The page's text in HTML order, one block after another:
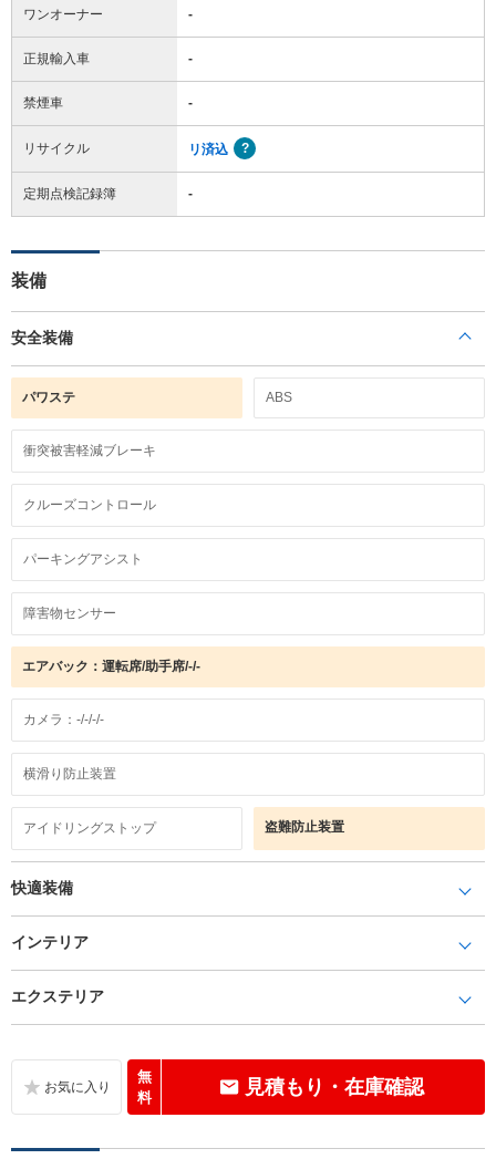
ワンオーナー -
正規輸入車 -
禁煙車 -
リサイクル リ済込
定期点検記録簿 -
装備
安全装備
パワステ ABS
衝突被害軽減ブレーキ
クルーズコントロール
パーキングアシスト
障害物センサー
エアバック：運転席/助手席/-/-
カメラ：-/-/-/-
横滑り防止装置
アイドリングストップ 盗難防止装置
快適装備
インテリア
エクステリア
無
料
見積もり・在庫確認